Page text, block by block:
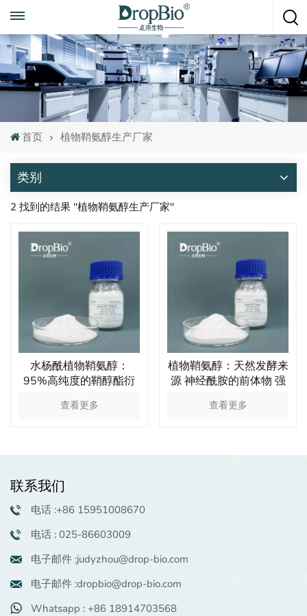
+86 15951008670
首页 植物鞘氨醇生产厂家
类别
2 找到的结果 "植物鞘氨醇生产厂家"
水杨酰植物鞘氨醇：
95%高纯度的鞘醇酯衍
部抗衰原料
查看更多
植物鞘氨醇：天然发酵来
源 神经酰胺的前体物 强
活性物 高端洗护原料
查看更多
联系我们
电话 :+86 15951008670
电话 : 025-86603009
电子邮件 :judyzhou@drop-bio.com
电子邮件 :dropbio@drop-bio.com
Whatsapp : +86 18914703568